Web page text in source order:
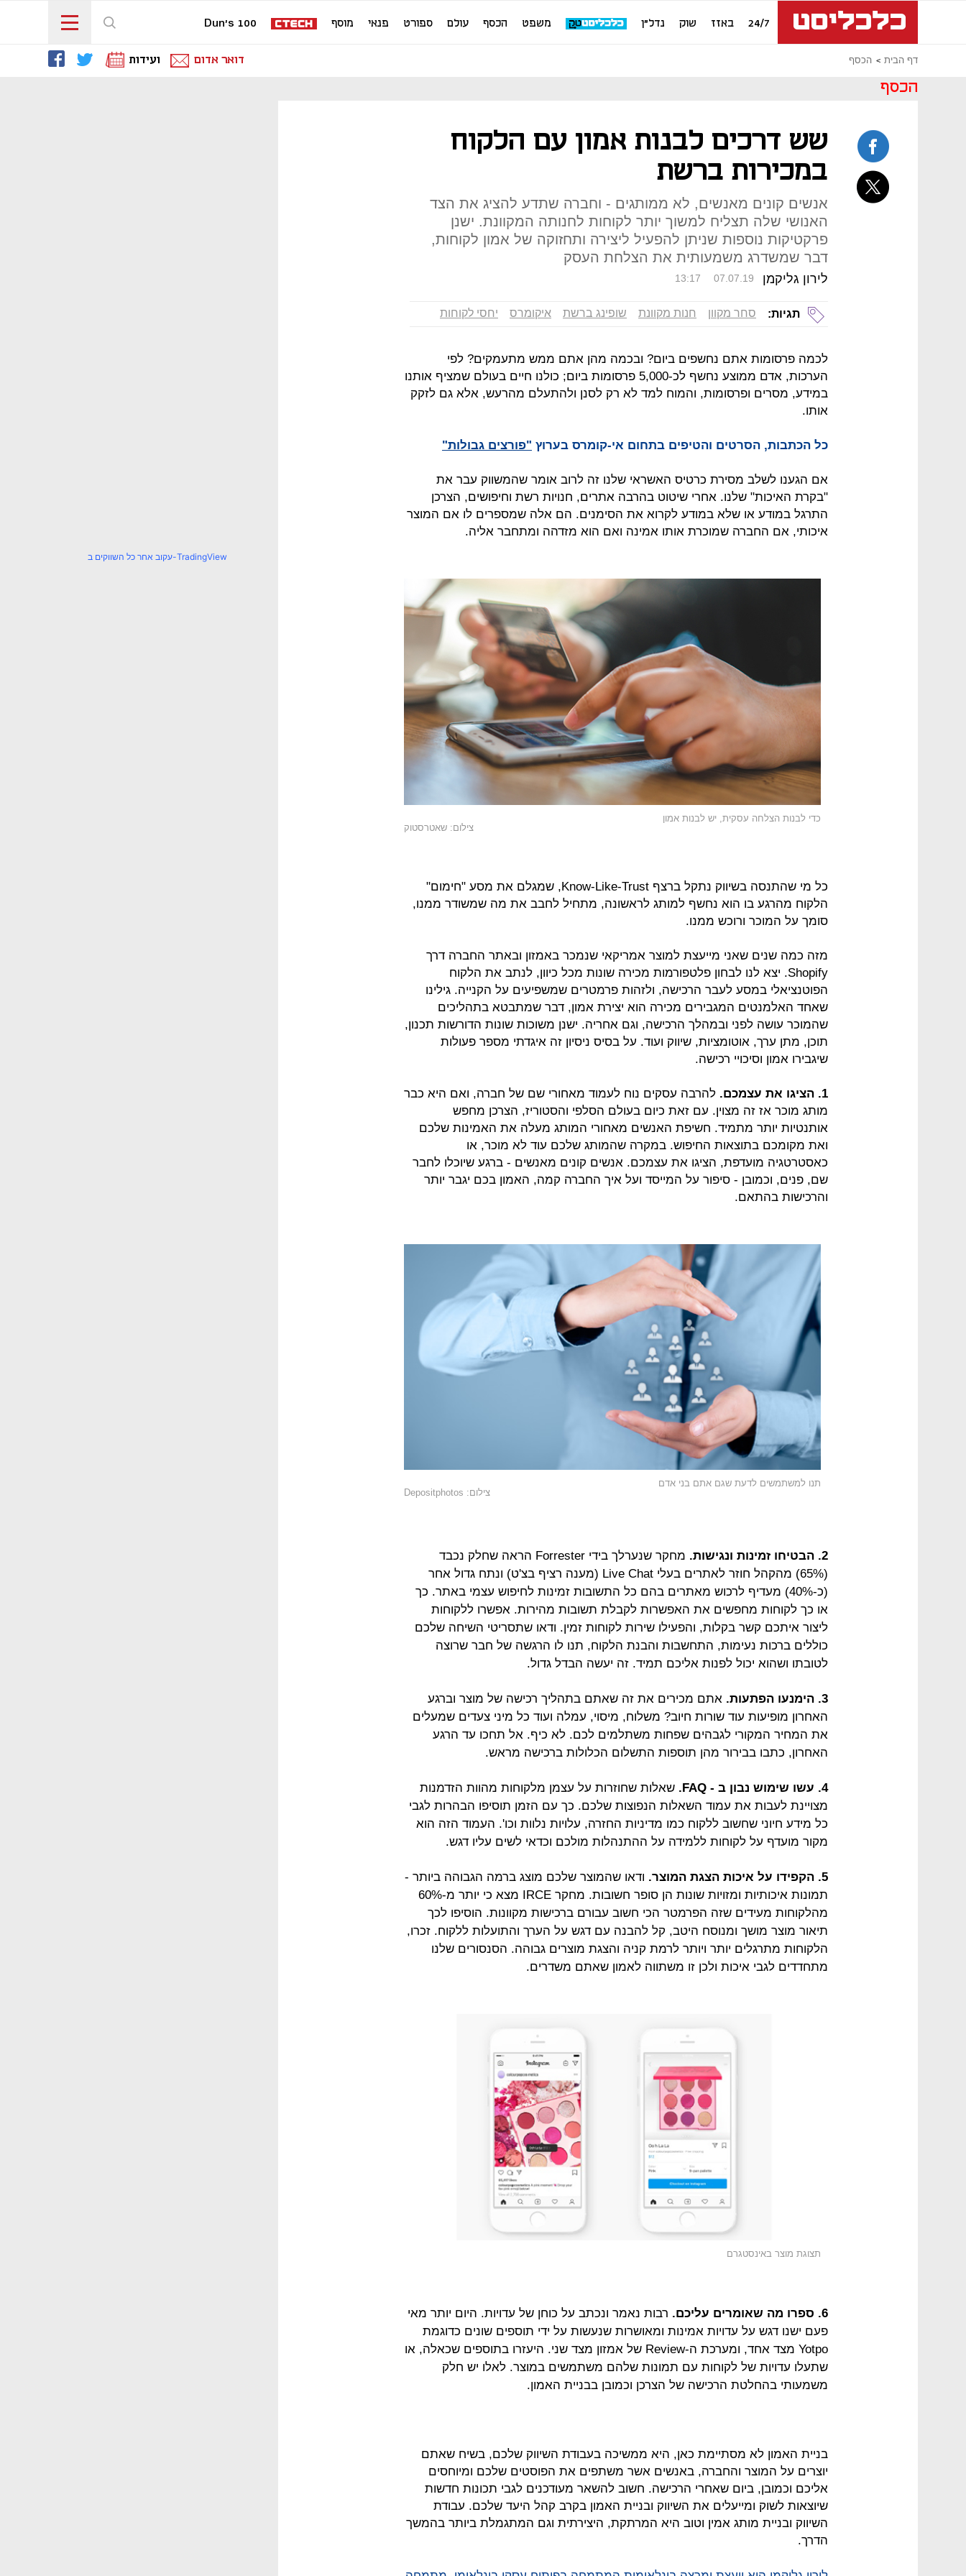
24/7 באזז שוק נדל"ן משפט הכסף עולם ספורט פנאי מוסף Dun's 100
דף הבית הכסף דואר אדום ועידות
הכסף
שש דרכים לבנות אמון עם הלקוח
במכירות ברשת
אנשים קונים מאנשים, לא ממותגים - וחברה שתדע להציג את הצד
האנושי שלה תצליח למשוך יותר לקוחות לחנותה המקוונת. ישנן
פרקטיקות נוספות שניתן להפעיל ליצירה ותחזוקה של אמון לקוחות,
דבר שמשדרג משמעותית את הצלחת העסק
לירון גליקמן 13:17 07.07.19
תגיות: סחר מקוון חנות מקוונת שופינג ברשת איקומרס יחסי לקוחות
לכמה פרסומות אתם נחשפים ביום? ובכמה מהן אתם ממש מתעמקים? לפי
הערכות, אדם ממוצע נחשף לכ-5,000 פרסומות ביום; כולנו חיים בעולם שמציף אותנו
במידע, מסרים ופרסומות, והמוח למד לא רק לסנן ולהתעלם מהרעש, אלא גם לזקק
אותו.
כל הכתבות, הסרטים והטיפים בתחום אי-קומרס בערוץ "פורצים גבולות"
אם הגענו לשלב מסירת כרטיס האשראי שלנו זה לרוב אומר שהמשווק עבר את
"בקרת האיכות" שלנו. אחרי שיטוט בהרבה אתרים, חנויות רשת וחיפושים, הצרכן
התרגל במודע או שלא במודע לקרוא את הסימנים. הם אלה שמספרים לו אם המוצר
איכותי, אם החברה שמוכרת אותו אמינה ואם הוא מזדהה ומתחבר אליה.
כדי לבנות הצלחה עסקית, יש לבנות אמון
צילום: שאטרסטוק
כל מי שהתנסה בשיווק נתקל ברצף Know-Like-Trust, שמגלם את מסע "חימום"
הלקוח מהרגע בו הוא נחשף למותג לראשונה, מתחיל לחבב את מה שמשודר ממנו,
סומך על המוכר ורוכש ממנו.
מזה כמה שנים שאני מייעצת למוצר אמריקאי שנמכר באמזון ובאתר החברה דרך
Shopify. יצא לנו לבחון פלטפורמות מכירה שונות מכל כיוון, לנתב את הלקוח
הפוטנציאלי במסע לעבר הרכישה, ולזהות פרמטרים שמשפיעים על הקנייה. גילינו
שאחד האלמנטים המגבירים מכירה הוא יצירת אמון, דבר שמתבטא בתהליכים
שהמוכר עושה לפני ובמהלך הרכישה, וגם אחריה. ישנן משוכות שונות הדורשות תכנון,
תוכן, מתן ערך, אוטומציות, שיווק ועוד. על בסיס ניסיון זה איגדתי מספר פעולות
שיגבירו אמון וסיכויי רכישה.
1. הציגו את עצמכם.
להרבה עסקים נוח לעמוד מאחורי שם של חברה, ואם היא כבר
מותג מוכר אז זה מצוין. עם זאת כיום בעולם הסלפי והסטוריז, הצרכן מחפש
אותנטיות יותר מתמיד. חשיפת האנשים מאחורי המותג מעלה את האמינות שלכם
ואת מקומכם בתוצאות החיפוש. במקרה שהמותג שלכם עוד לא מוכר, או
כאסטרטגיה מועדפת, הציגו את עצמכם. אנשים קונים מאנשים - ברגע שיוכלו לחבר
שם, פנים, וכמובן - סיפור על המייסד ועל איך החברה קמה, האמון בכם יגבר יותר
והרכישות בהתאם.
תנו למשתמשים לדעת שגם אתם בני אדם
צילום: Depositphotos
2. הבטיחו זמינות ונגישות.
מחקר שנערלך בידי Forrester הראה שחלק נכבד
(65%) מהקהל חוזר לאתרים בעלי Live Chat (מענה רציף בצ'ט) ונתח גדול אחר
(כ-40%) מעדיף לרכוש מאתרים בהם כל התשובות זמינות לחיפוש עצמי באתר. כך
או כך לקוחות מחפשים את האפשרות לקבלת תשובות מהירות. אפשרו ללקוחות
ליצור איתכם קשר בקלות, והפעילו שירות לקוחות זמין. ודאו שתסריטי השיחה שלכם
כוללים ברכות נעימות, התחשבות והבנת הלקוח, תנו לו הרגשה של חבר שרוצה
לטובתו ושהוא יכול לפנות אליכם תמיד. זה יעשה הבדל גדול.
3. הימנעו הפתעות.
אתם מכירים את זה שאתם בתהליך רכישה של מוצר וברגע
האחרון מופיעות עוד שורות חיוב? משלוח, מיסוי, עמלה ועוד כל מיני צעדים שמעלים
את המחיר המקורי לגבהים שפחות משתלמים לכם. לא כיף. אל תחכו עד הרגע
האחרון, כתבו בבירור מהן תוספות התשלום הכלולות ברכישה מראש.
4. עשו שימוש נבון ב - FAQ.
שאלות שחוזרות על עצמן מלקוחות מהוות הזדמנות
מצויינת לעבות את עמוד השאלות הנפוצות שלכם. כך עם הזמן תוסיפו הבהרות לגבי
כל מידע חיוני שחשוב ללקוח כמו מדיניות החזרה, עלויות נלוות וכו'. העמוד הזה הוא
מקור מועדף על לקוחות ללמידה על ההתנהלות מולכם וכדאי לשים עליו דגש.
5. הקפידו על איכות הצגת המוצר.
ודאו שהמוצר שלכם מוצג ברמה הגבוהה ביותר -
תמונות איכותיות ומזויות שונות הן סופר חשובות. מחקר IRCE מצא כי יותר מ-60%
מהלקוחות מעידים שזה הפרמטר הכי חשוב עבורם ברכישות מקוונות. הוסיפו לכך
תיאור מוצר מושך ומנוסח היטב, קל להבנה עם דגש על הערך והתועלות ללקוח. זכרו,
הלקוחות מתרגלים יותר ויותר לרמת קניה והצגת מוצרים גבוהה. הסנסורים שלנו
מתחדדים לגבי איכות ולכן זו משתווה לאמון שאתם משדרים.
תצוגת מוצר באינסטגרם
6. ספרו מה שאומרים עליכם.
רבות נאמר ונכתב על כוחן של עדויות. היום יותר מאי
פעם ישנו דגש על עדויות אמינות ומאושרות שנעשות על ידי תוספים שונים כדוגמת
Yotpo מצד אחד, ומערכת ה-Review של אמזון מצד שני. היעזרו בתוספים שכאלה, או
שתעלו עדויות של לקוחות עם תמונות שלהם משתמשים במוצר. לאלו יש חלק
משמעותי בהחלטת הרכישה של הצרכן וכמובן בבניית האמון.
בניית האמון לא מסתיימת כאן, היא ממשיכה בעבודת השיווק שלכם, בשיח שאתם
יוצרים על המוצר והחברה, באנשים אשר משתפים את הפוסטים שלכם ומיוחסים
אליכם וכמובן, ביום שאחרי הרכישה. חשוב להשאר מעודכנים לגבי תכונות חדשות
שיוצאות לשוק ומייעלים את השיווק ובניית האמון בקרב קהל היעד שלכם. עבודת
השיווק ובניית מותג אמין וטוב היא המרתקת, היצירתית וגם המתגמלת ביותר בהמשך
הדרך.
עקוב אחר כל השווקים ב-TradingView